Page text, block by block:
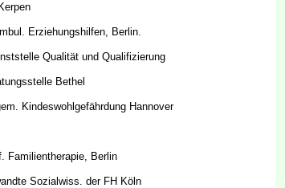
Erziehungshilfen, Berlin.
Qualität und Qualifizierung
Bethel
Kindeswohlgefährdung Hannover
Familientherapie, Berlin
Sozialwiss. der FH Köln